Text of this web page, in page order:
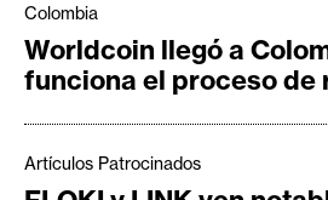
e
u
m
I
Colombia
Worldcoin llegó a
funciona el proceso de
Artículos Patrocinados